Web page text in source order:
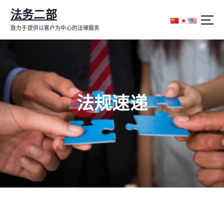
内
法务二部
致力于提供以客户为中心的法律服务
法规速递